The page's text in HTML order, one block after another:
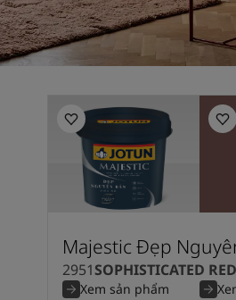
Majestic Đẹp
2951SOPHISTICATED RED
Xem sản phẩm